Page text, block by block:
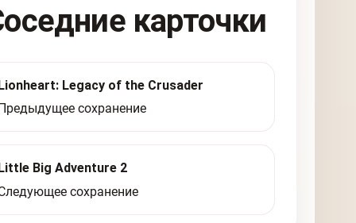
карточки
Legacy of the Crusader
сохранение
Big Adventure 2
сохранение